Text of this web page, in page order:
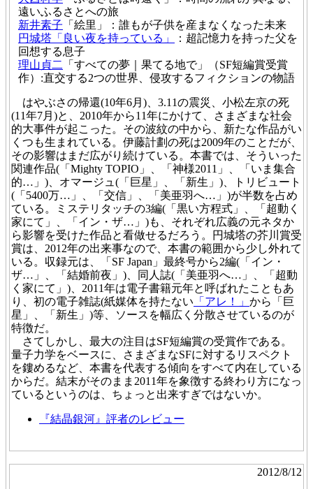
遠いふるさとへの旅
新井素子 「絵里」：誰もが子供を産まなくなった未来
円城塔「良い夜を持っている」
：超記憶力を持った父を
回想する息子
理山貞二
「すべての夢｜果てる地で」（SF短編賞受賞
作）:直交する2つの世界、侵攻するフィクションの物語
はやぶさの帰還(10年6月)、3.11の震災、小松左京の死
(11年7月)と、2010年から11年にかけて、さまざまな社会
的大事件が起こった。その波紋の中から、新たな作品がい
くつも生まれている。伊藤計劃の死は2009年のことだが、
その影響はまだ広がり続けている。本書では、そういった
関連作品(「Mighty TOPIO」、「神様2011」、「いま集合
的…」)、オマージュ(「巨星」、「新生」)、トリビュート
(「5400万…」、「交信」、「美亜羽へ…」)が半数を占め
ている。ミステリタッチの3編(「黒い方程式」、「超動く
家にて」、「イン・ザ…」)も、それぞれ広義の元ネタか
ら影響を受けた作品と看做せるだろう。円城塔の芥川賞受
賞は、2012年の出来事なので、本書の範囲から少し外れて
いる。収録元は、「SF Japan」最終号から2編(「イン・
ザ…」、「結婚前夜」)、同人誌(「美亜羽へ…」、「超動
く家にて」)、2011年は電子書籍元年と呼ばれたこともあ
り、初の電子雑誌(紙媒体を持たない 「アレ！」 から「巨
星」、「新生」)等、ソースを幅広く分散させているのが
特徴だ。
さてしかし、最大の注目はSF短編賞の受賞作である。
量子力学をベースに、さまざまなSFに対するリスペクト
を鏤めるなど、本書を代表する傾向をすべて内在している
からだ。結末がそのまま2011年を象徴する終わり方になっ
ているというのは、ちょっと出来すぎではないか。
『結晶銀河』評者のレビュー
2012/8/12